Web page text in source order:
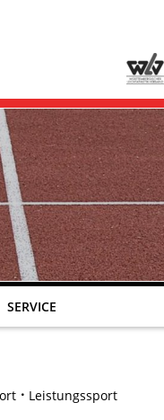
SERVICE
Leistungssport